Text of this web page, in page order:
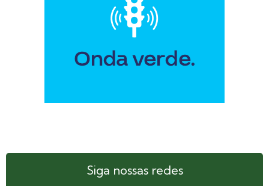
Siga nossas redes